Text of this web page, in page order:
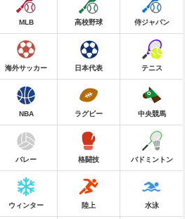
MLB 高校野球 侍ジャパン
海外サッカー 日本代表 テニス
NBA ラグビー 中央競馬
バレー 格闘技 バドミントン
ウィンター 陸上 水泳